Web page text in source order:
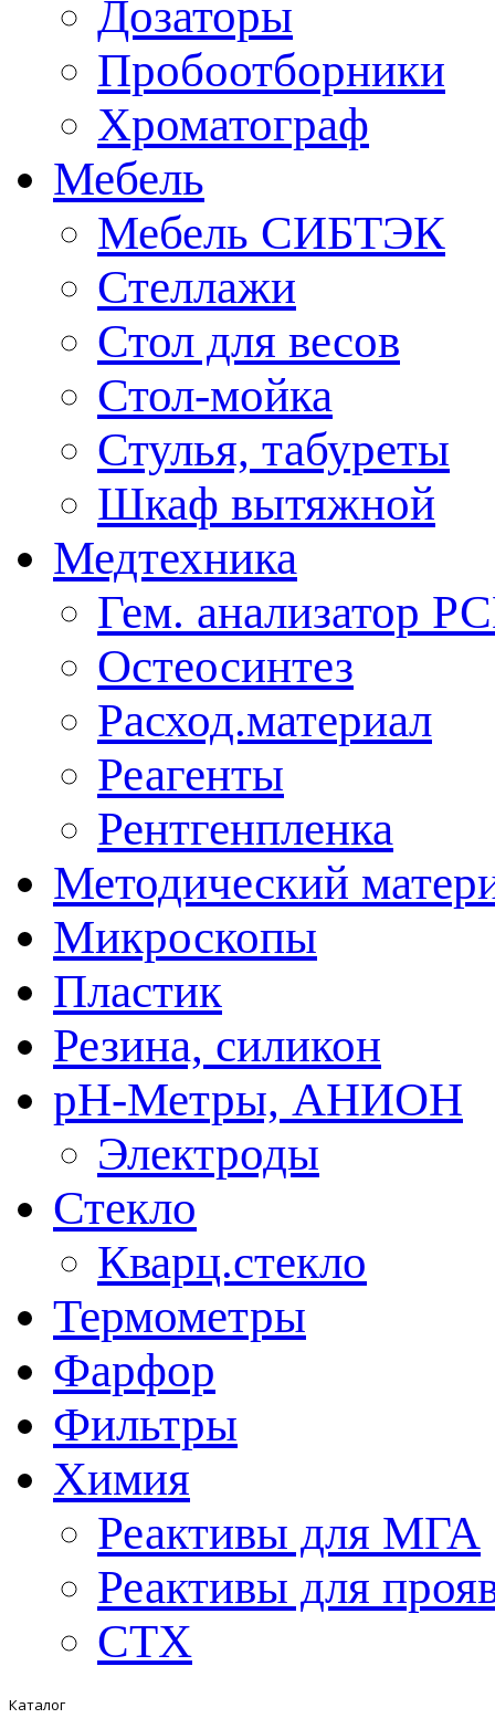
Дозаторы
Пробоотборники
Хроматограф
Мебель
Мебель СИБТЭК
Стеллажи
Стол для весов
Стол-мойка
Стулья, табуреты
Шкаф вытяжной
Медтехника
Гем. анализатор
Остеосинтез
Расход.материал
Реагенты
Рентгенпленка
Методический
Микроскопы
Пластик
Резина, силикон
рН-Метры, АНИОН
Электроды
Стекло
Кварц.стекло
Термометры
Фарфор
Фильтры
Химия
Реактивы для МГА
Реактивы для
СТХ
Каталог